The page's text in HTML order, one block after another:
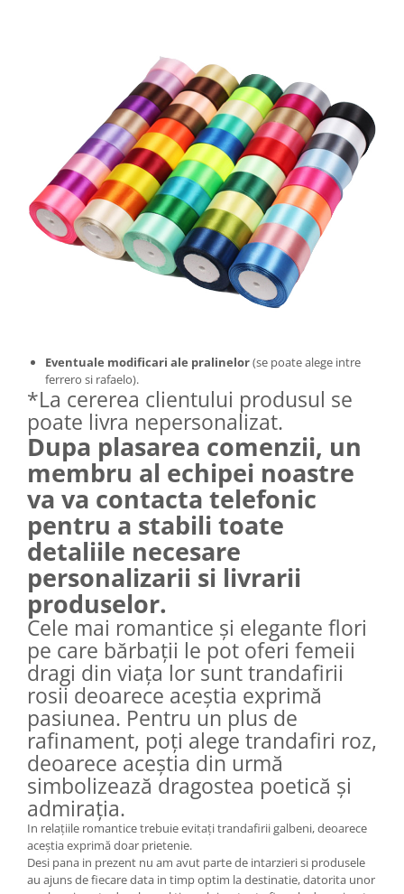
Eventuale modificari ale pralinelor(se poate alege intre
ferrero si rafaelo).
*La cererea clientului produsul se
poate livra nepersonalizat.
Dupa plasarea comenzii, un
membru al echipei noastre
va va contacta telefonic
pentru a stabili toate
detaliile necesare
personalizarii si livrarii
produselor.
Cele mai romantice și elegante flori
pe care bărbații le pot oferi femeii
dragi din viața lor sunt trandafirii
rosii deoarece aceștia exprimă
pasiunea. Pentru un plus de
rafinament, poți alege trandafiri roz,
deoarece aceștia din urmă
simbolizează dragostea poetică și
admirația.
In relațiile romantice trebuie evitați trandafirii galbeni, deoarece
aceștia exprimă doar prietenie.
Desi pana in prezent nu am avut parte de intarzieri si produsele
au ajuns de fiecare data in timp optim la destinatie, datorita unor